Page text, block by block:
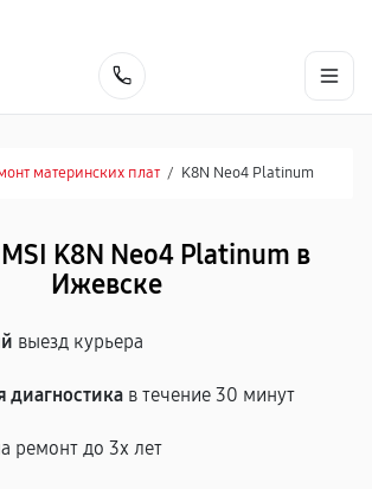
материнских плат / K8N Neo4 Platinum
K8N Neo4 Platinum в
Ижевске
выезд курьера
диагностика в течение 30 минут
ремонт до 3х лет